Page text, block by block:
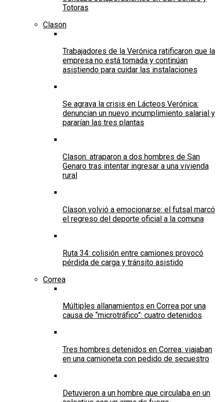
Totoras
Clason
Trabajadores de la Verónica ratificaron que la
empresa no está tomada y continúan
asistiendo para cuidar las instalaciones
Se agrava la crisis en Lácteos Verónica:
denuncian un nuevo incumplimiento salarial y
pararían las tres plantas
Clason: atraparon a dos hombres de San
Genaro tras intentar ingresar a una vivienda
rural
Clason volvió a emocionarse: el futsal marcó
el regreso del deporte oficial a la comuna
Ruta 34: colisión entre camiones provocó
pérdida de carga y tránsito asistido
Correa
Múltiples allanamientos en Correa por una
causa de “microtráfico”: cuatro detenidos
Tres hombres detenidos en Correa: viajaban
en una camioneta con pedido de secuestro
Detuvieron a un hombre que circulaba en un